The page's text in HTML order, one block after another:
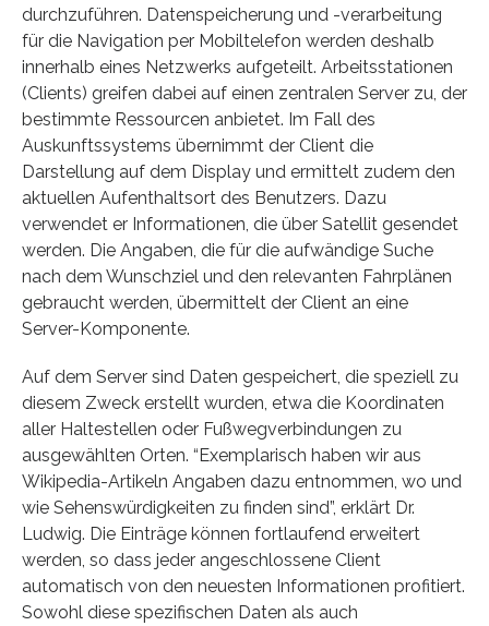
durchzuführen. Datenspeicherung und -verarbeitung
für die Navigation per Mobiltelefon werden deshalb
innerhalb eines Netzwerks aufgeteilt. Arbeitsstationen
(Clients) greifen dabei auf einen zentralen Server zu, der
bestimmte Ressourcen anbietet. Im Fall des
Auskunftssystems übernimmt der Client die
Darstellung auf dem Display und ermittelt zudem den
aktuellen Aufenthaltsort des Benutzers. Dazu
verwendet er Informationen, die über Satellit gesendet
werden. Die Angaben, die für die aufwändige Suche
nach dem Wunschziel und den relevanten Fahrplänen
gebraucht werden, übermittelt der Client an eine
Server-Komponente.
Auf dem Server sind Daten gespeichert, die speziell zu
diesem Zweck erstellt wurden, etwa die Koordinaten
aller Haltestellen oder Fußwegverbindungen zu
ausgewählten Orten. “Exemplarisch haben wir aus
Wikipedia-Artikeln Angaben dazu entnommen, wo und
wie Sehenswürdigkeiten zu finden sind”, erklärt Dr.
Ludwig. Die Einträge können fortlaufend erweitert
werden, so dass jeder angeschlossene Client
automatisch von den neuesten Informationen profitiert.
Sowohl diese spezifischen Daten als auch